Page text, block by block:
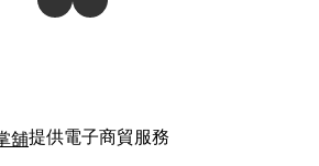
提供電子商貿服務